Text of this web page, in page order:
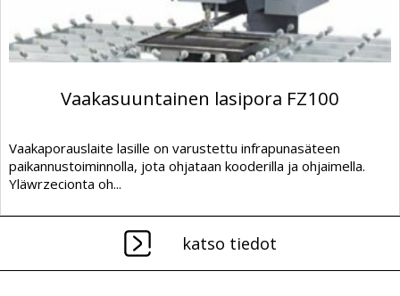
Vaakasuuntainen lasipora FZ100
Vaakaporauslaite lasille on varustettu infrapunasäteen
paikannustoiminnolla, jota ohjataan kooderilla ja ohjaimella.
Yläwrzecionta oh...
katso tiedot